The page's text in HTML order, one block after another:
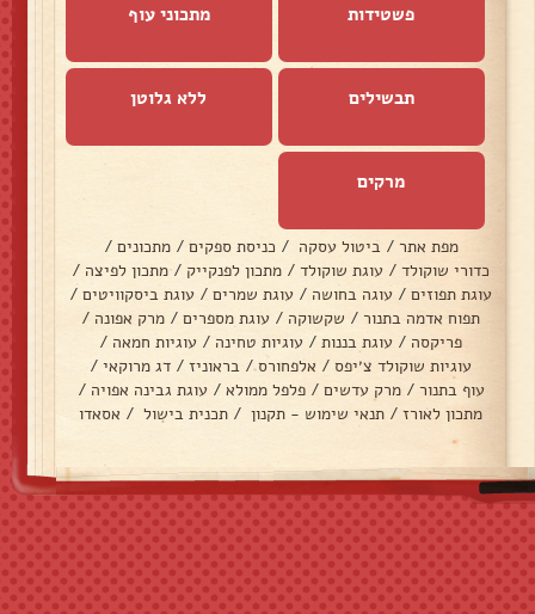
פשטידות מתכוני עוף
תבשילים ללא גלוטן
מרקים
מפת אתר / ביטול עסקה / כניסת ספקים / מתכונים /
כדורי שוקולד / עוגת שוקולד / מתכון לפנקייק / מתכון לפיצה /
עוגת תפוזים / עוגה בחושה / עוגת שמרים / עוגת ביסקוויטים /
תפוח אדמה בתנור / שקשוקה / עוגת מספרים / מרק אפונה /
פריקסה / עוגת בננות / עוגיות טחינה / עוגיות חמאה /
עוגיות שוקולד צ׳יפס / אלפחורס/ בראוניז / דג מרוקאי /
עוף בתנור / מרק עדשים / פלפל ממולא / עוגת גבינה אפויה /
מתכון לאורז / תנאי שימוש - תקנון / תכנית בישול / אסאדו